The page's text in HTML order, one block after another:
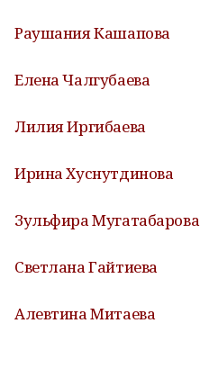
Раушания Кашапова
Елена Чалгубаева
Лилия Иргибаева
Ирина Хуснутдинова
Зульфира Мугатабарова
Светлана Гайтиева
Алевтина Митаева